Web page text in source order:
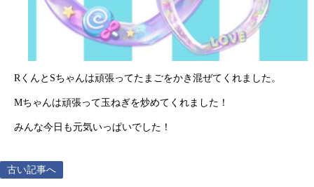
RくんとSちゃんは頑張ってたまごをかき混ぜてくれました。
Mちゃんは頑張って玉ねぎを炒めてくれました！
みんな今日も元気いっぱいでした！
古い記事へ